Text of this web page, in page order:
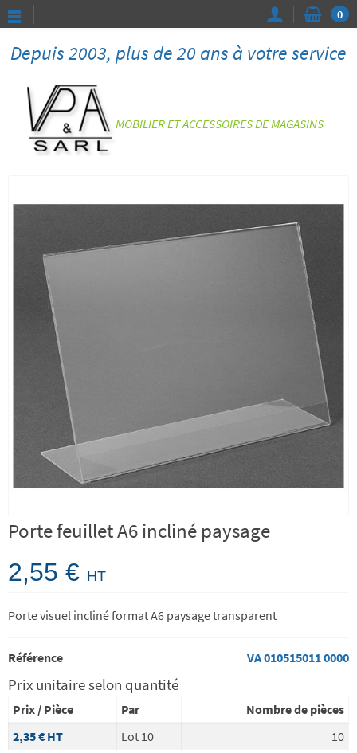
Depuis 2003, plus de 20 ans à votre service
0
MOBILIER ET ACCESSOIRES DE MAGASINS
Porte feuillet A6 incliné paysage
2,55 € HT
Porte visuel incliné format A6 paysage transparent
Référence VA 010515011 0000
Prix unitaire selon quantité
Prix / Pièce Par
Nombre de pièces
2,35 € HT Lot 10 10